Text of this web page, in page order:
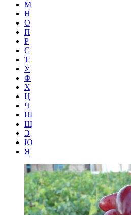
М
Н
О
П
Р
С
Т
У
Ф
Х
Ц
Ч
Ш
Щ
Э
Ю
Я